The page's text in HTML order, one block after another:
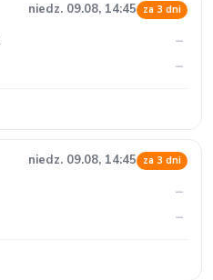
niedz. 09.08, 14:45 za 3 dni
–
–
niedz. 09.08, 14:45 za 3 dni
–
–